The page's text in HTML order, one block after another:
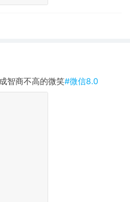
智商不高的微笑#微信8.0